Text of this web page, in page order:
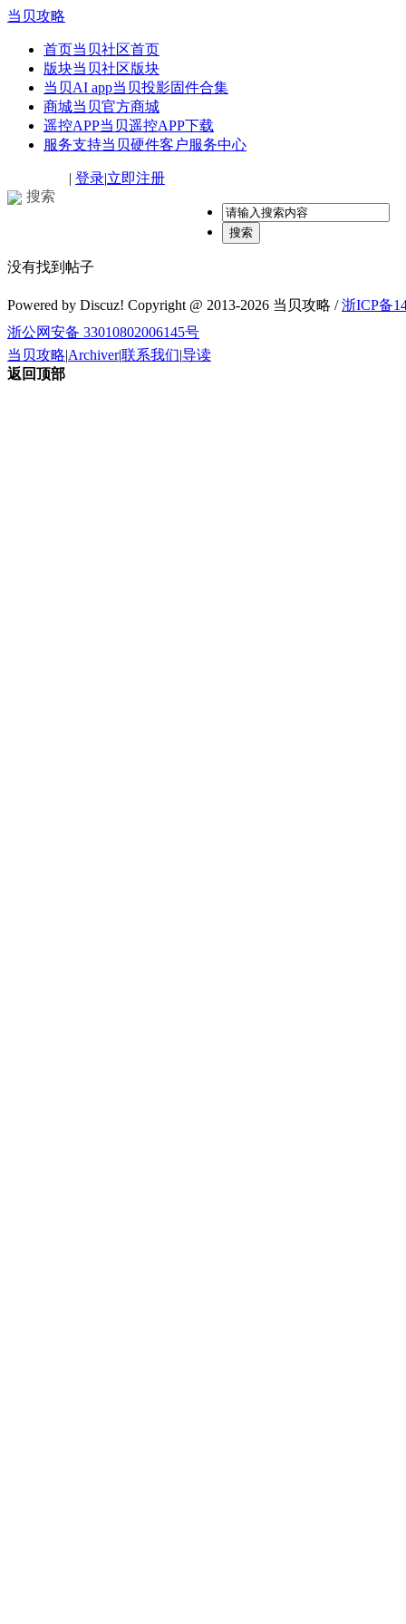
当贝攻略
首页当贝社区首页
版块当贝社区版块
当贝AI app当贝投影固件合集
商城当贝官方商城
遥控APP当贝遥控APP下载
服务支持当贝硬件客户服务中心
搜索
| 登录|立即注册
搜索
没有找到帖子
Powered by Discuz! Copyright @ 2013-2026 当贝攻略 /浙ICP备
浙公网安备 33010802006145号
当贝攻略|Archiver|联系我们|导读
返回顶部